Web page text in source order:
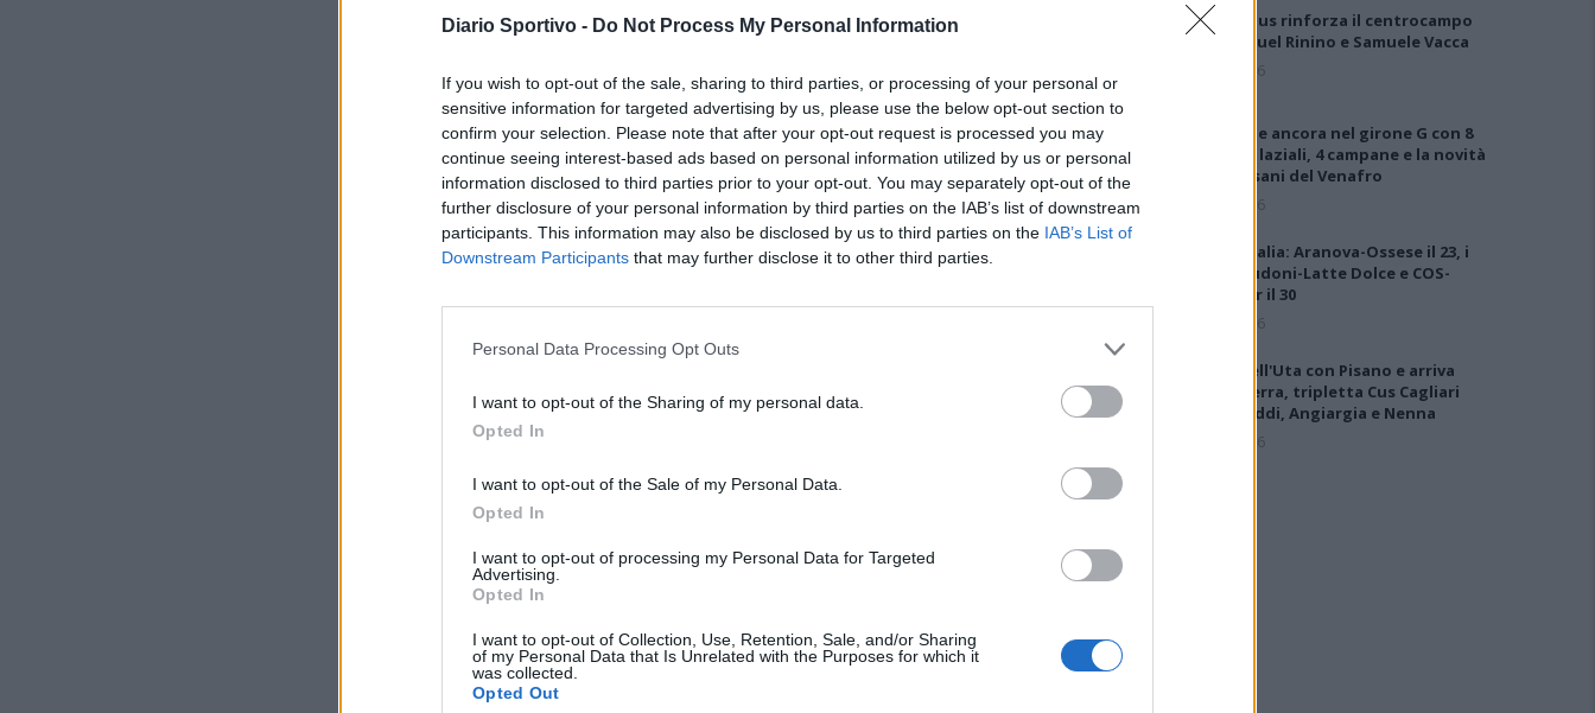
Diario Sportivo - Do Not Process My Personal Information
If you wish to opt-out of the sale, sharing to third parties, or processing of your personal or
sensitive information for targeted advertising by us, please use the below opt-out section to
confirm your selection. Please note that after your opt-out request is processed you may
continue seeing interest-based ads based on personal information utilized by us or personal
information disclosed to third parties prior to your opt-out. You may separately opt-out of the
further disclosure of your personal information by third parties on the IAB’s list of downstream
participants. This information may also be disclosed by us to third parties on the IAB’s List of
Downstream Participants that may further disclose it to other third parties.
Personal Data Processing Opt Outs
I want to opt-out of the Sharing of my personal data.
Opted In
I want to opt-out of the Sale of my Personal Data.
Opted In
I want to opt-out of processing my Personal Data for Targeted
Advertising.
Opted In
I want to opt-out of Collection, Use, Retention, Sale, and/or Sharing
of my Personal Data that Is Unrelated with the Purposes for which it
was collected.
Opted Out
Il Selargius rinforza il centrocampo
con Manuel Rinino e Samuele Vacca
6 Ago 2026
Le 5 sarde ancora nel girone G con 8
squadre laziali, 4 campane e la novità
dei molisani del Venafro
6 Ago 2026
Coppa Italia: Aranova-Ossese il 23, i
derby Budoni-Latte Dolce e COS-
Monastir il 30
6 Ago 2026
Colpo dell'Uta con Pisano e arriva
anche Serra, tripletta Cus Cagliari
con Piroddi, Angiargia e Nenna
5 Ago 2026